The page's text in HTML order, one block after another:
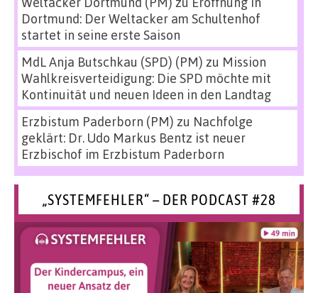
Dortmund: Der Weltacker am Schultenhof
startet in seine erste Saison
MdL Anja Butschkau (SPD) (PM) zu Mission
Wahlkreisverteidigung: Die SPD möchte mit
Kontinuität und neuen Ideen in den Landtag
Erzbistum Paderborn (PM) zu Nachfolge
geklärt: Dr. Udo Markus Bentz ist neuer
Erzbischof im Erzbistum Paderborn
„SYSTEMFEHLER“ – DER PODCAST #28